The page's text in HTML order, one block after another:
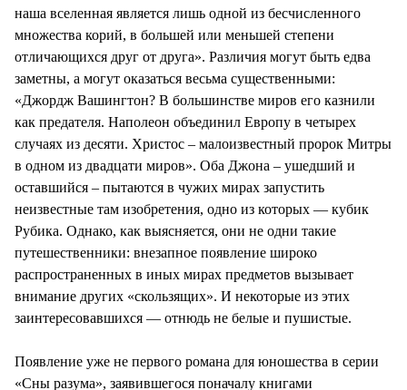
наша вселенная является лишь одной из бесчисленного
множества корий, в большей или меньшей степени
отличающихся друг от друга». Различия могут быть едва
заметны, а могут оказаться весьма существенными:
«Джордж Вашингтон? В большинстве миров его казнили
как предателя. Наполеон объединил Европу в четырех
случаях из десяти. Христос – малоизвестный пророк Митры
в одном из двадцати миров». Оба Джона – ушедший и
оставшийся – пытаются в чужих мирах запустить
неизвестные там изобретения, одно из которых — кубик
Рубика. Однако, как выясняется, они не одни такие
путешественники: внезапное появление широко
распространенных в иных мирах предметов вызывает
внимание других «скользящих». И некоторые из этих
заинтересовавшихся — отнюдь не белые и пушистые.
Появление уже не первого романа для юношества в серии
«Сны разума», заявившегося поначалу книгами